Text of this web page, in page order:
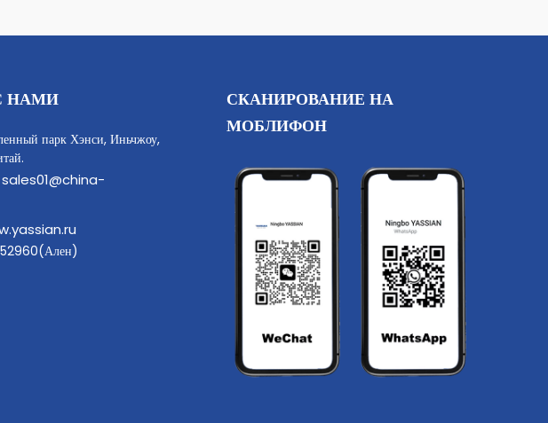
НАМИ
парк Хэнси, Иньчжоу,
sales01@china-
СКАНИРОВАНИЕ НА
МОБЛИФОН